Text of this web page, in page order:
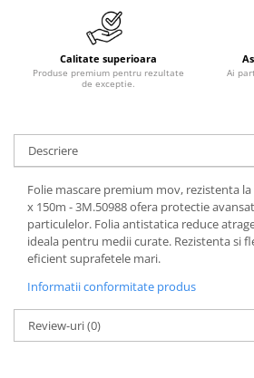
Calitate superioara
Produse premium pentru rezultate
de exceptie.
Ai
Descriere
Folie mascare premium mov, rezistenta
x 150m - 3M.50988 ofera protectie
particulelor. Folia antistatica reduce
ideala pentru medii curate. Rezistenta si
eficient suprafetele mari.
Informatii conformitate produs
Review-uri(0)